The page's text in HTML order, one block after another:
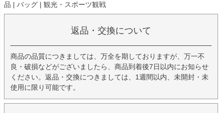
品 | バッグ | 観光・スポーツ観戦
返品・交換について
商品の品質につきましては、万全を期しておりますが、万一不
良・破損などがございましたら、商品到着後7日以内にお知らせ
ください。返品・交換につきましては、1週間以内、未開封・未
使用に限り可能です。